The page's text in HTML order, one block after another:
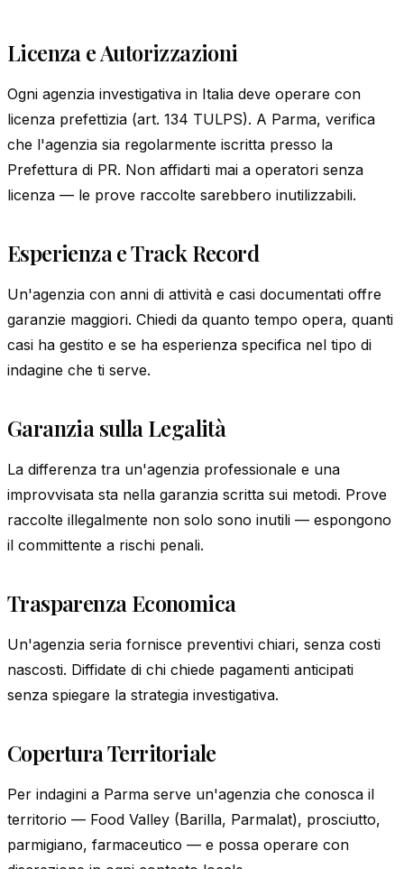
Licenza e Autorizzazioni
Ogni agenzia investigativa in Italia deve operare con
licenza prefettizia (art. 134 TULPS). A Parma, verifica
che l'agenzia sia regolarmente iscritta presso la
Prefettura di PR. Non affidarti mai a operatori senza
licenza — le prove raccolte sarebbero inutilizzabili.
Esperienza e Track Record
Un'agenzia con anni di attività e casi documentati offre
garanzie maggiori. Chiedi da quanto tempo opera, quanti
casi ha gestito e se ha esperienza specifica nel tipo di
indagine che ti serve.
Garanzia sulla Legalità
La differenza tra un'agenzia professionale e una
improvvisata sta nella garanzia scritta sui metodi. Prove
raccolte illegalmente non solo sono inutili — espongono
il committente a rischi penali.
Trasparenza Economica
Un'agenzia seria fornisce preventivi chiari, senza costi
nascosti. Diffidate di chi chiede pagamenti anticipati
senza spiegare la strategia investigativa.
Copertura Territoriale
Per indagini a Parma serve un'agenzia che conosca il
territorio — Food Valley (Barilla, Parmalat), prosciutto,
parmigiano, farmaceutico — e possa operare con